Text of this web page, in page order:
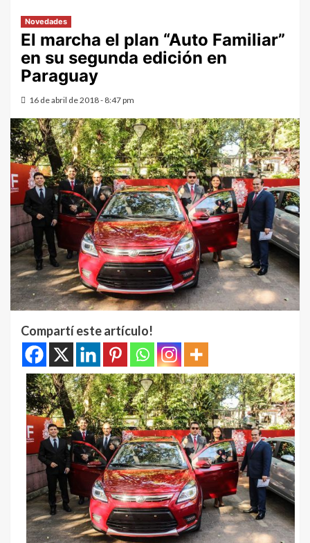
Novedades
El marcha el plan “Auto Familiar”
en su segunda edición en
Paraguay
16 de abril de 2018 - 8:47 pm
Compartí este artículo!